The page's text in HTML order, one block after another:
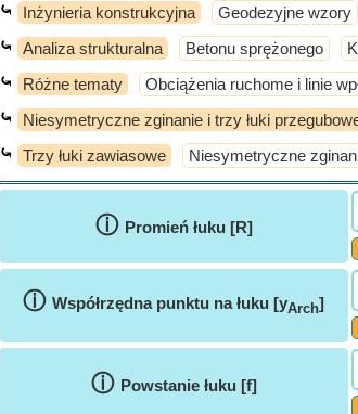
⤿ Inżynieria konstrukcyjna Geodezyjne wzory
⤿ Analiza strukturalna Betonu sprężonego
⤿ Różne tematy Obciążenia ruchome i linie
⤿ Niesymetryczne zginanie i trzy łuki
⤿ Trzy łuki zawiasowe Niesymetryczne
ⓘ Promień łuku [R]
ⓘ Współrzędna punktu na łuku [yArch]
ⓘ Powstanie łuku [f]